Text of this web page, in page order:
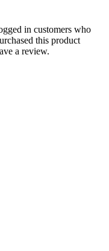
in customers who
this product
a review.